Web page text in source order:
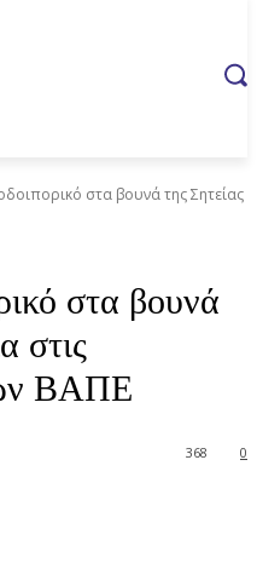
στα βουνά της Σητείας
στα βουνά
στις
ΒΑΠΕ
0
368